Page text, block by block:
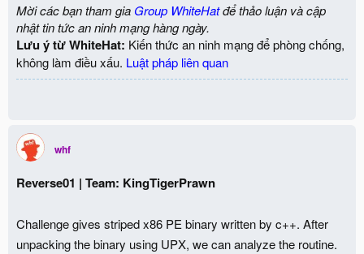
Mời các bạn tham gia Group WhiteHatđể thảo luận và cập
nhật tin tức an ninh mạng hàng ngày.
Lưu ý từ WhiteHat: Kiến thức an ninh mạng để phòng chống,
không làm điều xấu. Luật pháp liên quan
whf
Reverse01 | Team: KingTigerPrawn
Challenge gives striped x86 PE binary written by c++. After
unpacking the binary using UPX, we can analyze the routine.